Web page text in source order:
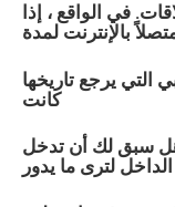
في الواقع ، إذا
بالإنترنت لمدة
التي يرجع تاريخها
كانت
سبق لك أن تدخل
لترى ما يدور